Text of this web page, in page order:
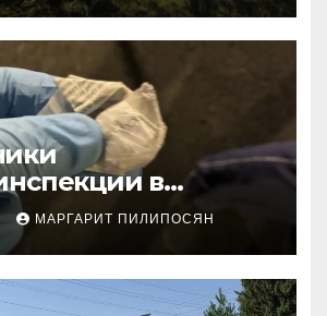
в
районе
подозреваемого
хранении
МАРГАРИТ ПИЛИПОСЯН